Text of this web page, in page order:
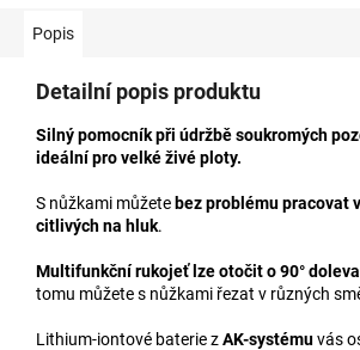
Popis
Detailní popis produktu
Silný pomocník při údržbě soukromých
ideální pro velké živé ploty.
S nůžkami můžete bez problému pracovat
citlivých na hluk.
Multifunkční rukojeť lze otočit o 90°
tomu můžete s nůžkami řezat v různých
Lithium-iontové baterie zAK-systémuvás